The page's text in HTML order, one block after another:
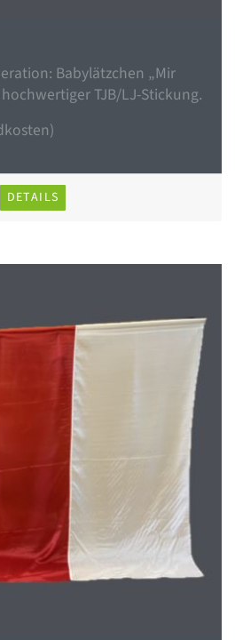
Babylätzchen „Mir
TJB/LJ-Stickung.
DETAILS